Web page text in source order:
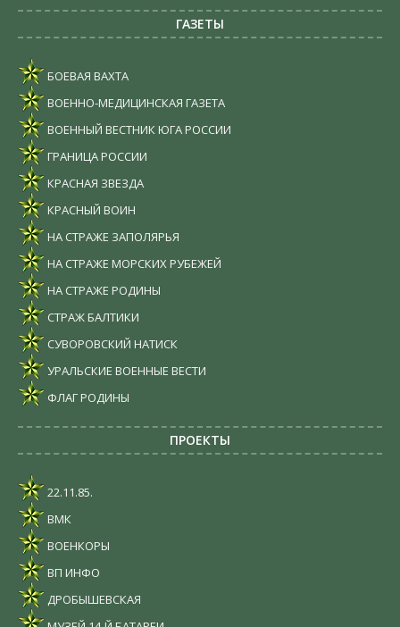
ГАЗЕТЫ
БОЕВАЯ ВАХТА
ВОЕННО-МЕДИЦИНСКАЯ ГАЗЕТА
ВОЕННЫЙ ВЕСТНИК ЮГА РОССИИ
ГРАНИЦА РОССИИ
КРАСНАЯ ЗВЕЗДА
КРАСНЫЙ ВОИН
НА СТРАЖЕ ЗАПОЛЯРЬЯ
НА СТРАЖЕ МОРСКИХ РУБЕЖЕЙ
НА СТРАЖЕ РОДИНЫ
СТРАЖ БАЛТИКИ
СУВОРОВСКИЙ НАТИСК
УРАЛЬСКИЕ ВОЕННЫЕ ВЕСТИ
ФЛАГ РОДИНЫ
ПРОЕКТЫ
22.11.85.
ВМК
ВОЕНКОРЫ
ВП ИНФО
ДРОБЫШЕВСКАЯ